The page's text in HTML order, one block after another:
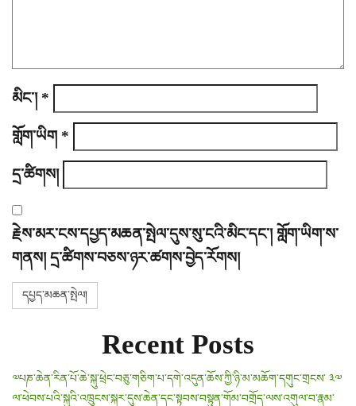
མིང་། *
གློག་ཡིག *
དྲ་ཚིགས།
རྗེས་མར་ངས་དཔྱད་མཆན་སྤེལ་དུས་སུ་ངའི་མིང་དང་། གློག་ཡིག་ས་
གནས། དྲ་ཚིགས་བཅས་ཉར་ཚགས་བྱེད་རོགས།
Recent Posts
༧པཎ་ཆེན་རིན་པོ་ཆེ་སྐུ་ཕྲེང་བཅུ་གཅིག་པ་དགེ་འདུན་ཆོས་ཀྱི་ཉི་མ་མཆོག་དགུང་གྲངས་ ༣༧
ལ་ཕེབས་པའི་སྐུའི་འཁྲུངས་སྐར་དུས་ཆེན་དང་སྟབས་བསྟུན་གོམ་བགྲོད་ལས་འགུལ་བ་རྣམ་